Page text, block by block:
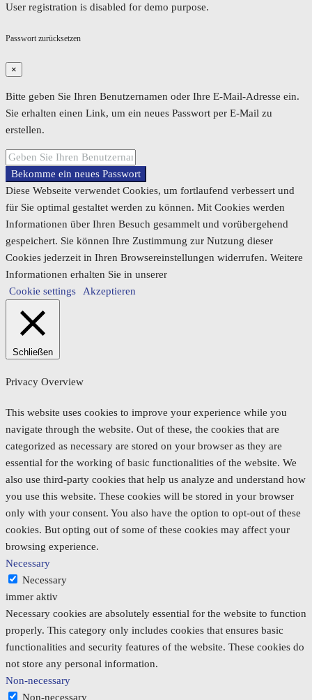
User registration is disabled for demo purpose.
Passwort zurücksetzen
×
Bitte geben Sie Ihren Benutzernamen oder Ihre E-Mail-Adresse ein.
Sie erhalten einen Link, um ein neues Passwort per E-Mail zu
erstellen.
Bekomme ein neues Passwort
Diese Webseite verwendet Cookies, um fortlaufend verbessert und
für Sie optimal gestaltet werden zu können. Mit Cookies werden
Informationen über Ihren Besuch gesammelt und vorübergehend
gespeichert. Sie können Ihre Zustimmung zur Nutzung dieser
Cookies jederzeit in Ihren Browsereinstellungen widerrufen. Weitere
Informationen erhalten Sie in unserer
Cookie settings
Akzeptieren
Schließen
Privacy Overview
This website uses cookies to improve your experience while you
navigate through the website. Out of these, the cookies that are
categorized as necessary are stored on your browser as they are
essential for the working of basic functionalities of the website. We
also use third-party cookies that help us analyze and understand how
you use this website. These cookies will be stored in your browser
only with your consent. You also have the option to opt-out of these
cookies. But opting out of some of these cookies may affect your
browsing experience.
Necessary
Necessary
immer aktiv
Necessary cookies are absolutely essential for the website to function
properly. This category only includes cookies that ensures basic
functionalities and security features of the website. These cookies do
not store any personal information.
Non-necessary
Non-necessary